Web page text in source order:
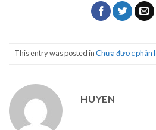
This entry was posted inChưa được phân
HUYEN